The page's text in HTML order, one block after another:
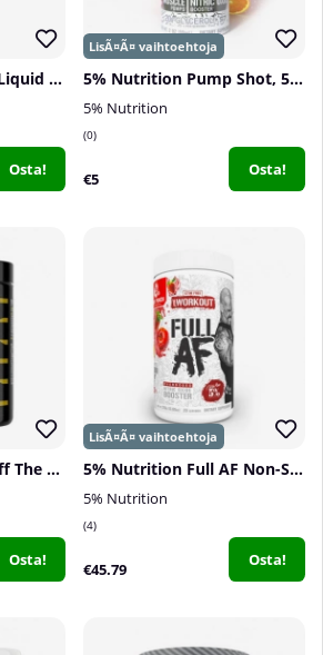
PumpLab COBALT - Liquid Glycerol, 500 ml
Osta!
5% Nutrition Pump Shot, 59 ml
5% Nutrition
0
€5 Osta!
Chained Nutrition Off The Hook Stim Free, 525 g
Osta!
5% Nutrition Full AF Non-Stim Pre-Workout, 370 g
5% Nutrition
4
€45.79 Osta!